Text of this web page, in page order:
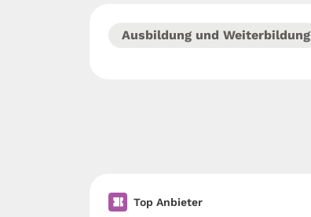
Ausbildung und Weiterbildung
Top Anbieter